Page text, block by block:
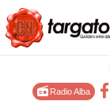
Radio Alba